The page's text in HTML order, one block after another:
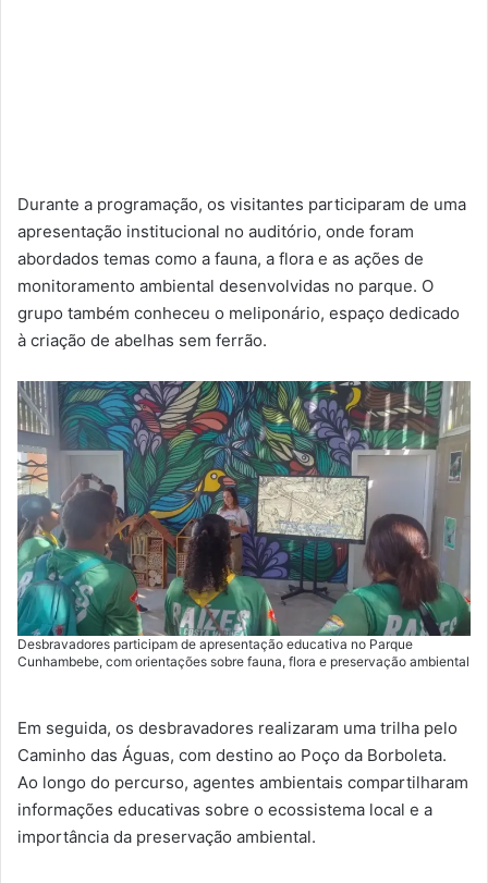
Durante a programação, os visitantes participaram de uma
apresentação institucional no auditório, onde foram
abordados temas como a fauna, a flora e as ações de
monitoramento ambiental desenvolvidas no parque. O
grupo também conheceu o meliponário, espaço dedicado
à criação de abelhas sem ferrão.
Desbravadores participam de apresentação educativa no Parque
Cunhambebe, com orientações sobre fauna, flora e preservação ambiental
Em seguida, os desbravadores realizaram uma trilha pelo
Caminho das Águas, com destino ao Poço da Borboleta.
Ao longo do percurso, agentes ambientais compartilharam
informações educativas sobre o ecossistema local e a
importância da preservação ambiental.